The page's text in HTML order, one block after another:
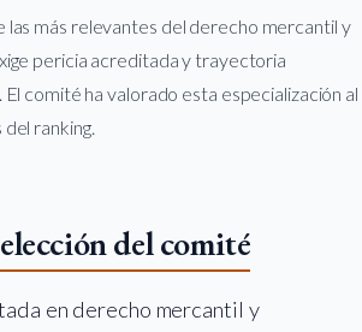
las más relevantes del derecho mercantil y
pericia acreditada y trayectoria
comité ha valorado esta especialización al
ranking.
del comité
en derecho mercantil y